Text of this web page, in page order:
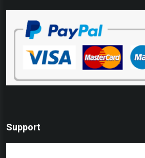
Support